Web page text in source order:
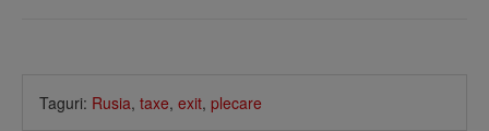
Taguri: Rusia, taxe, exit, plecare